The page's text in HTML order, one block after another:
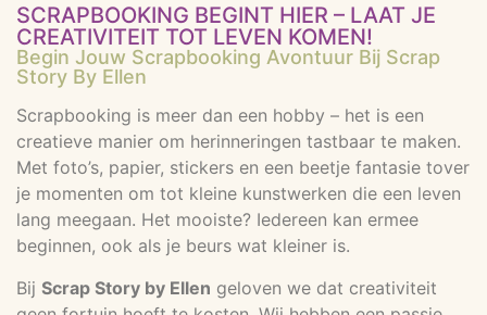
SCRAPBOOKING BEGINT HIER – LAAT JE
CREATIVITEIT TOT LEVEN KOMEN!
Begin Jouw Scrapbooking Avontuur Bij Scrap
Story By Ellen
Scrapbooking is meer dan een hobby – het is een
creatieve manier om herinneringen tastbaar te maken.
Met foto’s, papier, stickers en een beetje fantasie tover
je momenten om tot kleine kunstwerken die een leven
lang meegaan. Het mooiste? Iedereen kan ermee
beginnen, ook als je beurs wat kleiner is.
Bij Scrap Story by Ellen geloven we dat creativiteit